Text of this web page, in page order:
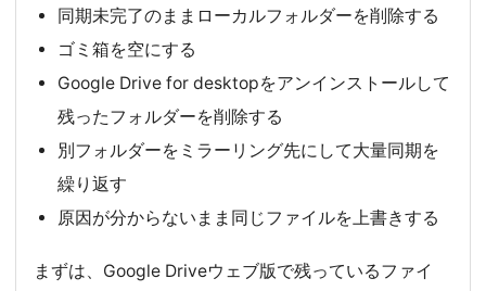
同期未完了のままローカルフォルダーを削除する
ゴミ箱を空にする
Google Drive for desktopをアンインストールして
残ったフォルダーを削除する
別フォルダーをミラーリング先にして大量同期を
繰り返す
原因が分からないまま同じファイルを上書きする
まずは、Google Driveウェブ版で残っているファイ